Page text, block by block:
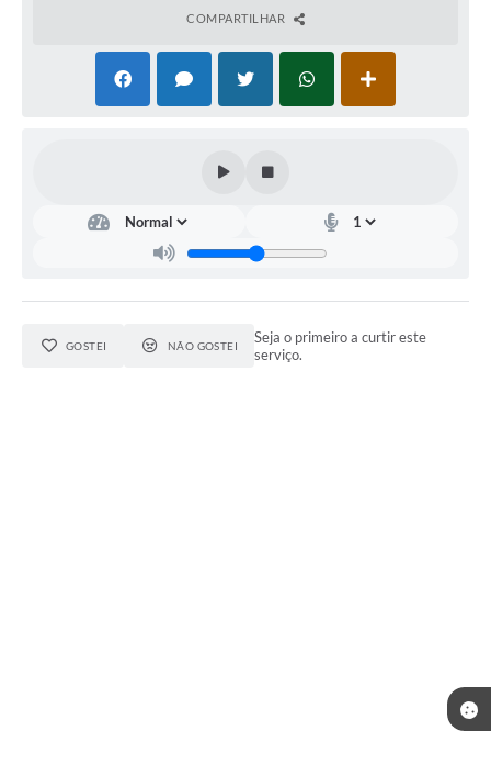
COMPARTILHAR
GOSTEI NÃO GOSTEI
Seja o primeiro a curtir este
serviço.